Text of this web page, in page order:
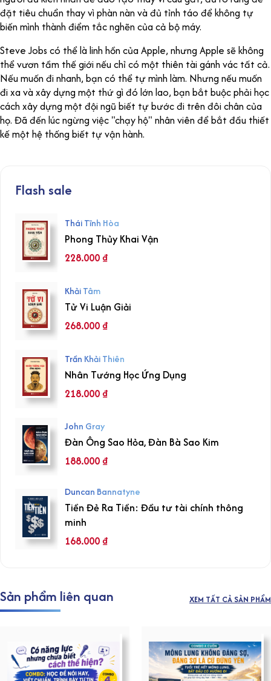
đặt tiêu chuẩn thay vì phàn nàn và đủ tỉnh táo để không tự
biến mình thành điểm tắc nghẽn của cả bộ máy.
Steve Jobs có thể là linh hồn của Apple, nhưng Apple sẽ không
thể vươn tầm thế giới nếu chỉ có một thiên tài gánh vác tất cả.
Nếu muốn đi nhanh, bạn có thể tự mình làm. Nhưng nếu muốn
đi xa và xây dựng một thứ gì đó lớn lao, bạn bắt buộc phải học
cách xây dựng một đội ngũ biết tự bước đi trên đôi chân của
họ. Đã đến lúc ngừng việc "chạy hộ" nhân viên để bắt đầu thiết
kế một hệ thống biết tự vận hành.
Flash sale
Thái Tĩnh Hòa
Phong Thủy Khai Vận
228.000₫
Khải Tâm
Tử Vi Luận Giải
268.000₫
Trần Khải Thiên
Nhân Tướng Học Ứng Dụng
218.000₫
John Gray
Đàn Ông Sao Hỏa, Đàn Bà Sao Kim
188.000₫
Duncan Bannatyne
Tiền Đẻ Ra Tiền: Đầu tư tài chính thông
minh
168.000₫
Sản phẩm liên quan XEM TẤT CẢ SẢN PHẨM